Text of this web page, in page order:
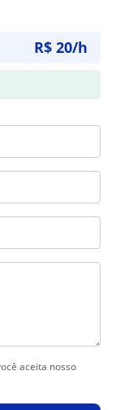
R$ 20/h
aceita nosso